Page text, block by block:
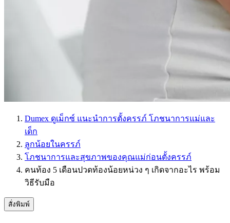
Dumex ดูเม็กซ์ แนะนำการตั้งครรภ์ โภชนาการแม่และ
เด็ก
ลูกน้อยในครรภ์
โภชนาการและสุขภาพของคุณแม่ก่อนตั้งครรภ์
คนท้อง 5 เดือนปวดท้องน้อยหน่วง ๆ เกิดจากอะไร พร้อม
วิธีรับมือ
สั่งพิมพ์